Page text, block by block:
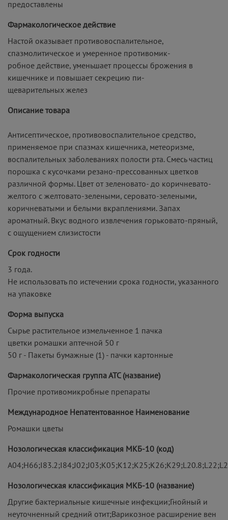
предоставлены
Фармакологическое действие
Настой оказывает противовоспалительное,
спазмолитическое и умеренное противомик-
робное действие, уменьшает процессы брожения в
кишечнике и повышает секрецию пи-
щеварительных желез
Описание товара
Антисептическое, противовоспалительное средство,
применяемое при спазмах кишечника, метеоризме,
воспалительных заболеваниях полости рта. Смесь частиц
порошка с кусочками резано-прессованных цветков
различной формы. Цвет от зеленовато- до коричневато-
желтого с желтовато-зелеными, серовато-зелеными,
коричневатыми и белыми вкраплениями. Запах
ароматный. Вкус водного извлечения горьковато-пряный,
с ощущением слизистости
Срок годности
3 года.
Не использовать по истечении срока годности, указанного
на упаковке
Форма выпуска
Сырье растительное измельченное 1 пачка
цветки ромашки аптечной 50 г
50 г - Пакеты бумажные (1) - пачки картонные
Фармакологическая группа АТС (название)
Прочие противомикробные препараты
Международное Непатентованное Наименование
Ромашки цветы
Нозологическая классификация МКБ-10 (код)
Нозологическая классификация МКБ-10 (название)
Другие бактериальные кишечные инфекции;Гнойный и
неуточненный средний отит;Варикозное расширение вен